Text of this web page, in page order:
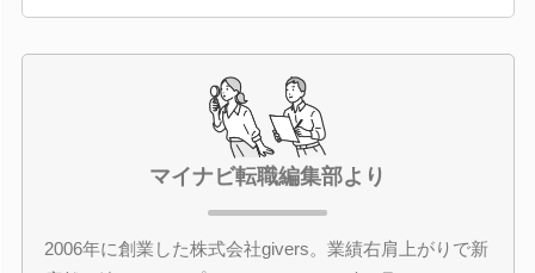
マイナビ転職編集部より
2006年に創業した株式会社givers。業績右肩上がりで新